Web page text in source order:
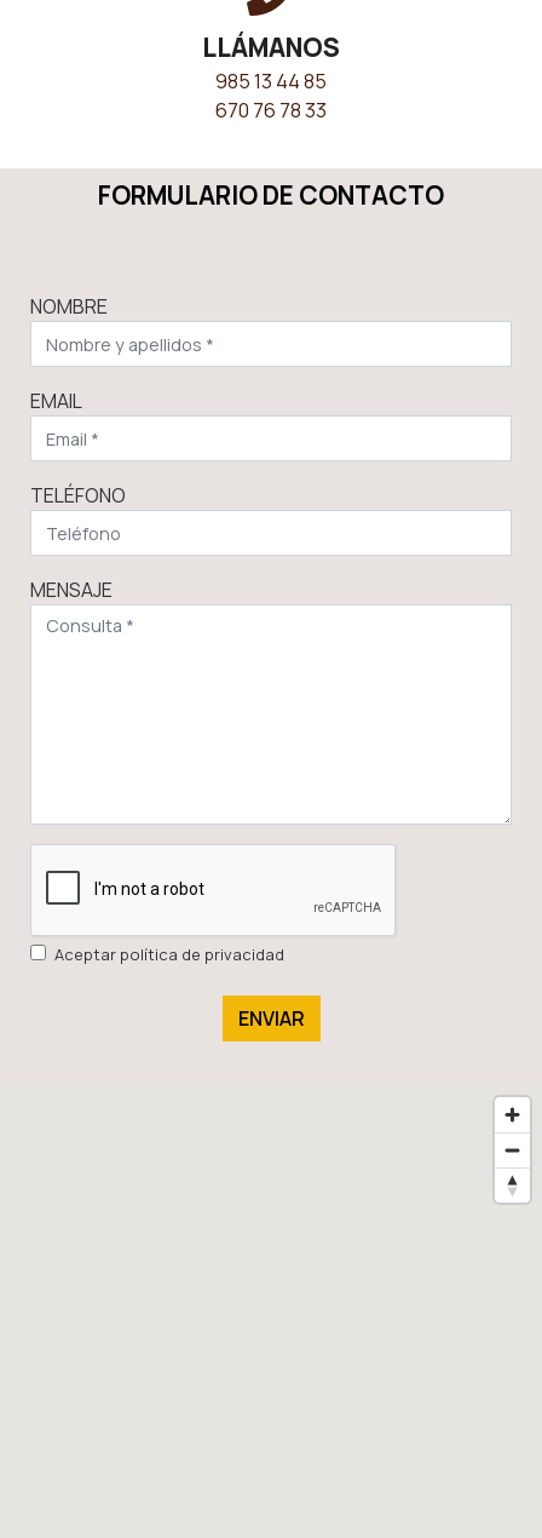
LLÁMANOS
985 13 44 85
670 76 78 33
FORMULARIO DE CONTACTO
NOMBRE
EMAIL
TELÉFONO
MENSAJE
Aceptar política de privacidad
ENVIAR